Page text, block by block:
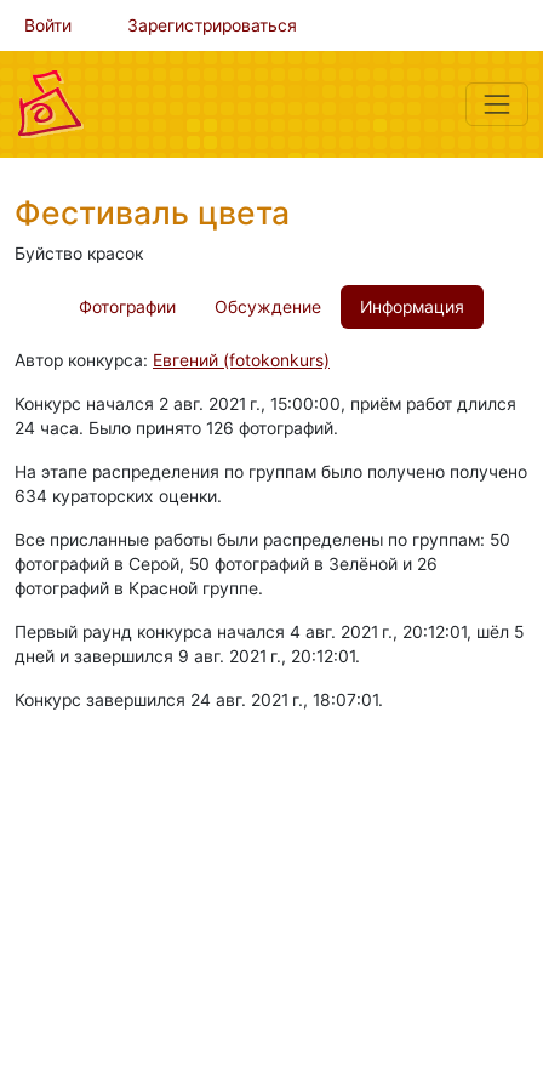
Войти Зарегистрироваться
Фестиваль цвета
Буйство красок
Фотографии Обсуждение Информация
Автор конкурса: Евгений (fotokonkurs)
Конкурс начался 2 авг. 2021 г., 15:00:00, приём работ длился
24 часа. Было принято 126 фотографий.
На этапе распределения по группам было получено получено
634 кураторских оценки.
Все присланные работы были распределены по группам: 50
фотографий в Серой, 50 фотографий в Зелёной и 26
фотографий в Красной группе.
Первый раунд конкурса начался 4 авг. 2021 г., 20:12:01, шёл 5
дней и завершился 9 авг. 2021 г., 20:12:01.
Конкурс завершился 24 авг. 2021 г., 18:07:01.